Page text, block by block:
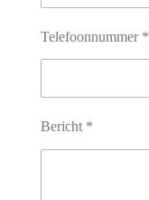
Telefoonnummer *
Bericht *